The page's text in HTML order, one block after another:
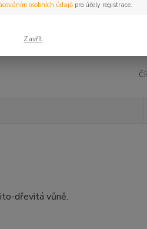
dřevitá vůně.
osobních údajůpro účely registrace.
Zavřít